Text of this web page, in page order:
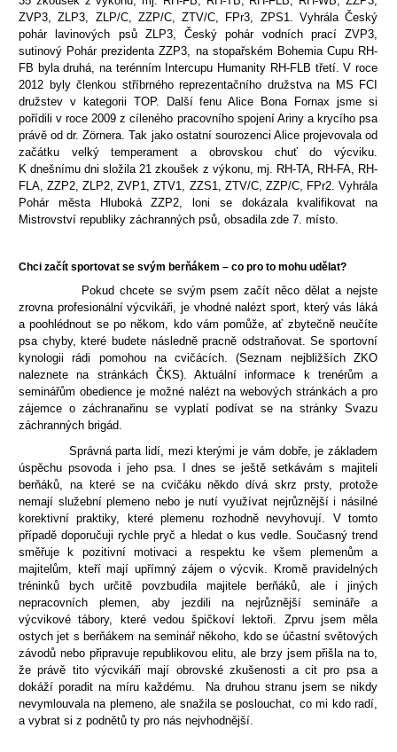
ZVP3, ZLP3, ZLP/C, ZZP/C, ZTV/C, FPr3, ZPS1. Vyhrála Český
pohár lavinových psů ZLP3, Český pohár vodních prací ZVP3,
sutinový Pohár prezidenta ZZP3, na stopařském Bohemia Cupu RH-
FB byla druhá, na terénním Intercupu Humanity RH-FLB třetí. V roce
2012 byly členkou stříbrného reprezentačního družstva na MS FCI
družstev v kategorii TOP. Další fenu Alice Bona Fornax jsme si
pořídili v roce 2009 z cíleného pracovního spojení Ariny a krycího psa
právě od dr. Zörnera. Tak jako ostatní sourozenci Alice projevovala od
začátku velký temperament a obrovskou chuť do výcviku.
K dnešnímu dni složila 21 zkoušek z výkonu, mj. RH-TA, RH-FA, RH-
FLA, ZZP2, ZLP2, ZVP1, ZTV1, ZZS1, ZTV/C, ZZP/C, FPr2. Vyhrála
Pohár města Hluboká ZZP2, loni se dokázala kvalifikovat na
Mistrovství republiky záchranných psů, obsadila zde 7. místo.
Chci začít sportovat se svým berňákem – co pro to mohu udělat?
Pokud chcete se svým psem začít něco dělat a nejste
zrovna profesionální výcvikáři, je vhodné nalézt sport, který vás láká
a poohlédnout se po někom, kdo vám pomůže, ať zbytečně neučíte
psa chyby, které budete následně pracně odstraňovat. Se sportovní
kynologii rádi pomohou na cvičácích. (Seznam nejbližších ZKO
naleznete na stránkách ČKS). Aktuální informace k trenérům a
seminářům obedience je možné nalézt na webových stránkách a pro
zájemce o záchranařinu se vyplatí podívat se na stránky Svazu
záchranných brigád.
Správná parta lidí, mezi kterými je vám dobře, je základem
úspěchu psovoda i jeho psa. I dnes se ještě setkávám s majiteli
berňáků, na které se na cvičáku někdo dívá skrz prsty, protože
nemají služební plemeno nebo je nutí využívat nejrůznější i násilné
korektivní praktiky, které plemenu rozhodně nevyhovují. V tomto
případě doporučuji rychle pryč a hledat o kus vedle. Současný trend
směřuje k pozitivní motivaci a respektu ke všem plemenům a
majitelům, kteří mají upřímný zájem o výcvik. Kromě pravidelných
tréninků bych určitě povzbudila majitele berňáků, ale i jiných
nepracovních plemen, aby jezdili na nejrůznější semináře a
výcvikové tábory, které vedou špičkoví lektoři. Zprvu jsem měla
ostych jet s berňákem na seminář někoho, kdo se účastní světových
závodů nebo připravuje republikovou elitu, ale brzy jsem přišla na to,
že právě tito výcvikáři mají obrovské zkušenosti a cit pro psa a
dokáží poradit na míru každému. Na druhou stranu jsem se nikdy
nevymlouvala na plemeno, ale snažila se poslouchat, co mi kdo radí,
a vybrat si z podnětů ty pro nás nejvhodnější.